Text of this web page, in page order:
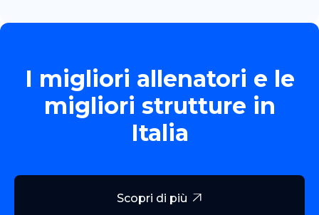
I migliori allenatori e le
migliori strutture in
Italia
Scopri di più 